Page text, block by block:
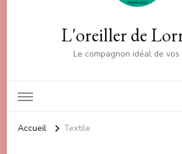
L'oreiller de
Le compagnon idéal de vos
Accueil Textile